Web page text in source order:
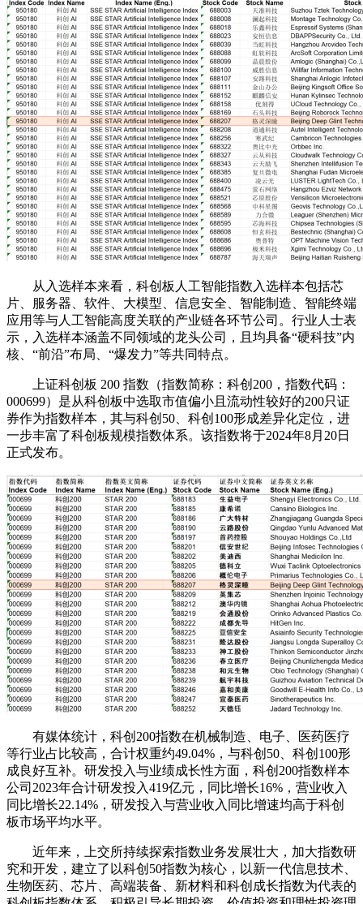
从入选样本来看，科创板人工智能指数入选样本包括芯
片、服务器、软件、大模型、信息安全、智能制造、智能终端
应用等与人工智能高度关联的产业链各环节公司。行业人士表
示，入选样本涵盖不同领域的龙头公司，且均具备“硬科技”内
核、“前沿”布局、“爆发力”等共同特点。
上证科创板 200 指数（指数简称：科创200，指数代码：
000699）是从科创板中选取市值偏小且流动性较好的200只证
券作为指数样本，其与科创50、科创100形成差异化定位，进
一步丰富了科创板规模指数体系。该指数将于2024年8月20日
正式发布。
有媒体统计，科创200指数在机械制造、电子、医药医疗
等行业占比较高，合计权重约49.04%，与科创50、科创100形
成良好互补。研发投入与业绩成长性方面，科创200指数样本
公司2023年合计研发投入419亿元，同比增长16%，营业收入
同比增长22.14%，研发投入与营业收入同比增速均高于科创
板市场平均水平。
近年来，上交所持续探索指数业务发展壮大，加大指数研
究和开发，建立了以科创50指数为核心，以新一代信息技术、
生物医药、芯片、高端装备、新材料和科创成长指数为代表的